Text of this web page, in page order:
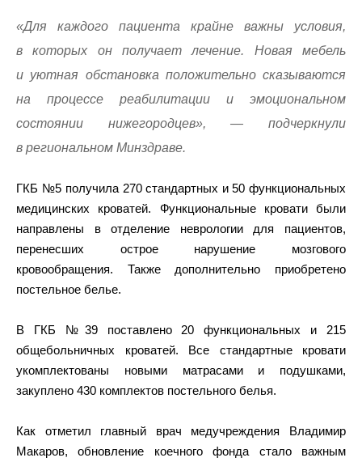
«Для каждого пациента крайне важны условия,
в которых он получает лечение. Новая мебель
и уютная обстановка положительно сказываются
на процессе реабилитации и эмоциональном
состоянии нижегородцев», — подчеркнули
в региональном Минздраве.
ГКБ №5 получила 270 стандартных и 50 функциональных
медицинских кроватей. Функциональные кровати были
направлены в отделение неврологии для пациентов,
перенесших острое нарушение мозгового
кровообращения. Также дополнительно приобретено
постельное белье.
В ГКБ №39 поставлено 20 функциональных и 215
общебольничных кроватей. Все стандартные кровати
укомплектованы новыми матрасами и подушками,
закуплено 430 комплектов постельного белья.
Как отметил главный врач медучреждения Владимир
Макаров, обновление коечного фонда стало важным